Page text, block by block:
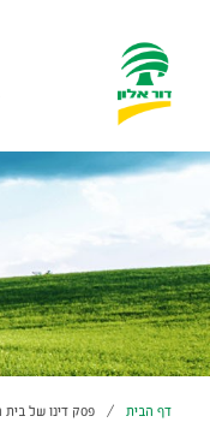
מעבר
מהיר
הראשי
דף הבית / פסק דינו של